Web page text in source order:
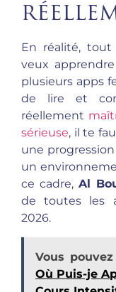
En réalité,
veux
plusieurs apps
de lire et
réellement
sérieuse, il te
une
un
ce cadre, Al
de toutes les
2026.
Vous
Où Puis-je